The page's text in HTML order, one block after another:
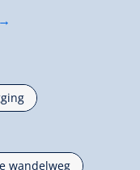
wandelweg